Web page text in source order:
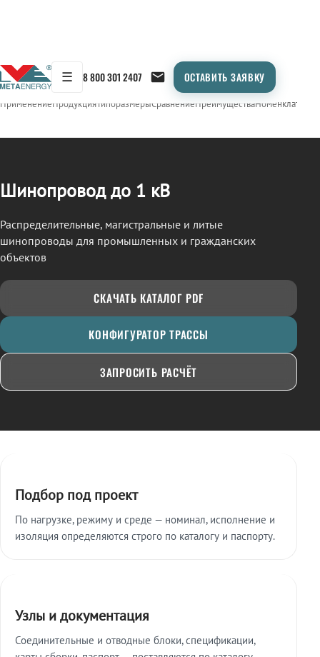
☰ 8 800 301 2407 ОСТАВИТЬ ЗАЯВКУ
← Продукция/ШИНОПРОВОД
ПрименениеПродукцияТипоразмерыСравнениеПреимуществаНоменклатура
Шинопровод до 1 кВ
Распределительные, магистральные и литые
шинопроводы для промышленных и гражданских
объектов
СКАЧАТЬ КАТАЛОГ PDF
КОНФИГУРАТОР ТРАССЫ
ЗАПРОСИТЬ РАСЧЁТ
Подбор под проект
По нагрузке, режиму и среде — номинал, исполнение и
изоляция определяются строго по каталогу и паспорту.
Узлы и документация
Соединительные и отводные блоки, спецификации,